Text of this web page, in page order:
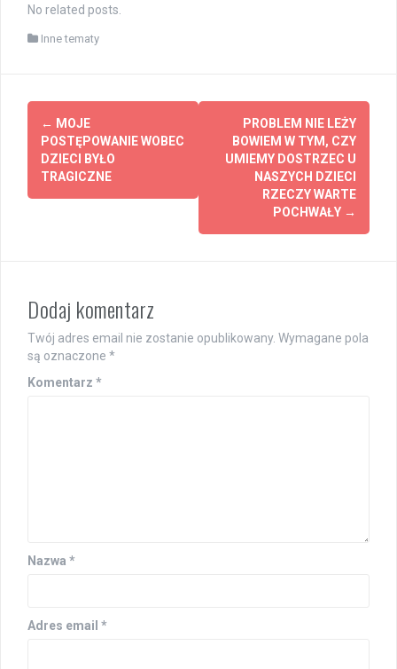
No related posts.
Inne tematy
Post
navigation
← MOJE
POSTĘPOWANIE WOBEC
DZIECI BYŁO
TRAGICZNE
PROBLEM NIE LEŻY
BOWIEM W TYM, CZY
UMIEMY DOSTRZEC U
NASZYCH DZIECI
RZECZY WARTE
POCHWAŁY →
Dodaj komentarz
Twój adres email nie zostanie opublikowany. Wymagane pola
są oznaczone *
Komentarz *
Nazwa *
Adres email *